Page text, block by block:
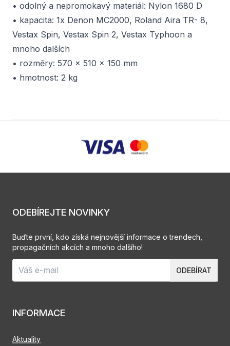
• odolný a nepromokavý materiál: Nylon 1680 D
• kapacita: 1x Denon MC2000, Roland Aira TR- 8,
Vestax Spin, Vestax Spin 2, Vestax Typhoon a
mnoho dalších
• rozměry: 570 x 510 x 150 mm
• hmotnost: 2 kg
INFORMACE
Aktuality
ODEBÍREJTE NOVINKY
Buďte první, kdo získá nejnovější informace o trendech,
propagačních akcích a mnoho dalšího!
ODEBÍRAT